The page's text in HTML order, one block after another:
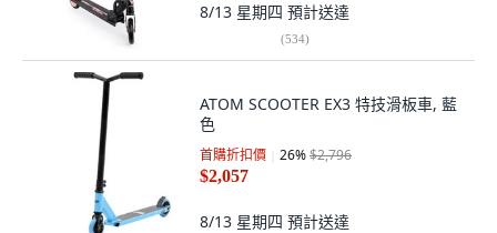
8/13 星期四 預計送達
(534)
ATOM SCOOTER EX3 特技滑板車, 藍
色
首購折扣價 26%$2,796
$2,057
8/13 星期四 預計送達